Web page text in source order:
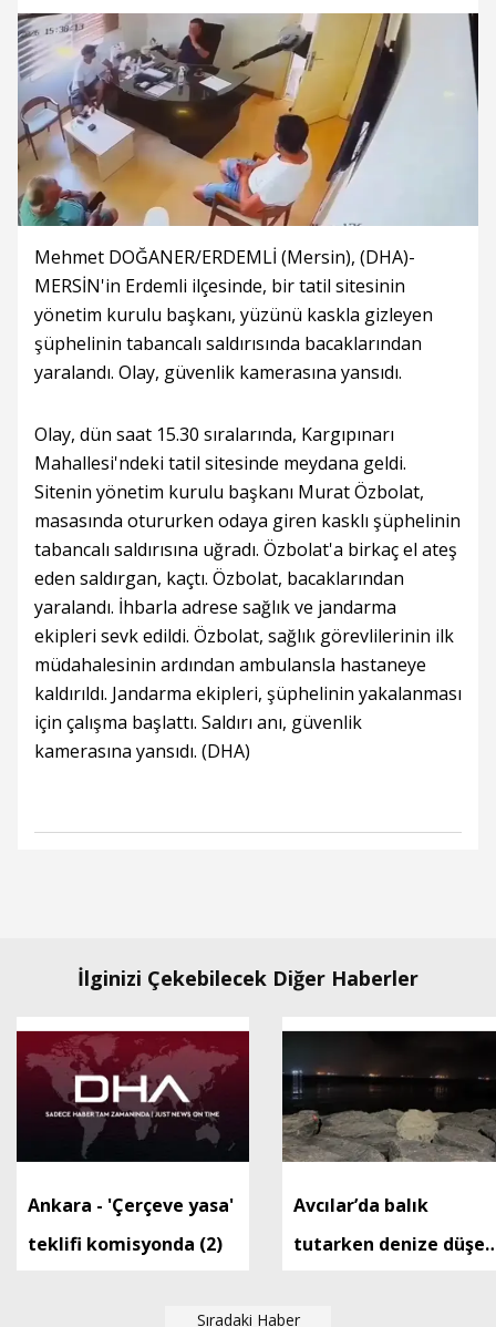
Mehmet DOĞANER/ERDEMLİ (Mersin), (DHA)-
MERSİN'in Erdemli ilçesinde, bir tatil sitesinin
yönetim kurulu başkanı, yüzünü kaskla gizleyen
şüphelinin tabancalı saldırısında bacaklarından
yaralandı. Olay, güvenlik kamerasına yansıdı.
Olay, dün saat 15.30 sıralarında, Kargıpınarı
Mahallesi'ndeki tatil sitesinde meydana geldi.
Sitenin yönetim kurulu başkanı Murat Özbolat,
masasında otururken odaya giren kasklı şüphelinin
tabancalı saldırısına uğradı. Özbolat'a birkaç el ateş
eden saldırgan, kaçtı. Özbolat, bacaklarından
yaralandı. İhbarla adrese sağlık ve jandarma
ekipleri sevk edildi. Özbolat, sağlık görevlilerinin ilk
müdahalesinin ardından ambulansla hastaneye
kaldırıldı. Jandarma ekipleri, şüphelinin yakalanması
için çalışma başlattı. Saldırı anı, güvenlik
kamerasına yansıdı. (DHA)
İlginizi Çekebilecek Diğer Haberler
Ankara - 'Çerçeve yasa'
teklifi komisyonda (2)
Avcılar’da balık
tutarken denize düşen
Sıradaki Haber